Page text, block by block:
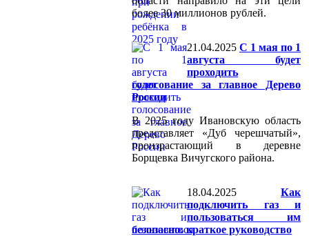
более 30 миллионов рублей.
21.04.2025 С 1 мая по 1
августа будет
проходить
голосование за главное Дерево
России
В 2025 году Ивановскую область
представляет «Дуб черешчатый»,
произрастающий в деревне
Борщевка Вичугского района.
18.04.2025
Как
подключить газ и
пользоваться им
безопасно: краткое руководство